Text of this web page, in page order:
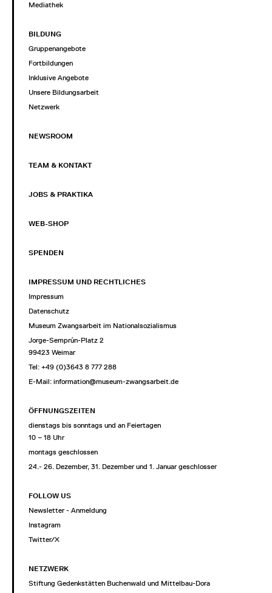
Mediathek
BILDUNG
Gruppenangebote
Fortbildungen
Inklusive Angebote
Unsere Bildungsarbeit
Netzwerk
NEWSROOM
TEAM & KONTAKT
JOBS & PRAKTIKA
WEB-SHOP
SPENDEN
IMPRESSUM UND RECHTLICHES
Impressum
Datenschutz
Museum Zwangsarbeit im Nationalsozialismus
Jorge-Semprún-Platz 2
99423 Weimar
Tel: +49 (0)3643 8 777 288
E-Mail: information@museum-zwangsarbeit.de
ÖFFNUNGSZEITEN
dienstags bis sonntags und an Feiertagen
10 – 18 Uhr
montags geschlossen
24.- 26. Dezember, 31. Dezember und 1. Januar geschlossen
FOLLOW US
Newsletter - Anmeldung
Instagram
Twitter/X
NETZWERK
Stiftung Gedenkstätten Buchenwald und Mittelbau-Dora